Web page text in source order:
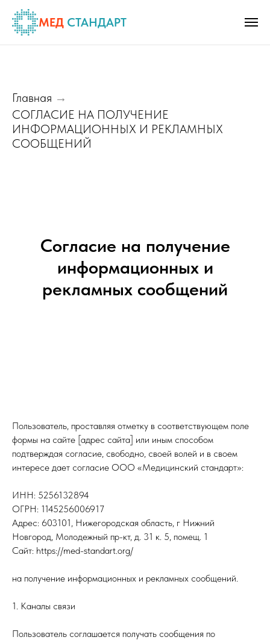
МЕД СТАНДАРТ
Главная →
СОГЛАСИЕ НА ПОЛУЧЕНИЕ
ИНФОРМАЦИОННЫХ И РЕКЛАМНЫХ
СООБЩЕНИЙ
Согласие на получение
информационных и
рекламных сообщений
Пользователь, проставляя отметку в соответствующем поле
формы на сайте [адрес сайта] или иным способом
подтверждая согласие, свободно, своей волей и в своем
интересе дает согласие ООО «Медицинский стандарт»:
ИНН: 5256132894
ОГРН: 1145256006917
Адрес: 603101, Нижегородская область, г Нижний
Новгород, Молодежный пр-кт, д. 31 к. 5, помещ. 1
Сайт: https://med-standart.org/
на получение информационных и рекламных сообщений.
1. Каналы связи
Пользователь соглашается получать сообщения по